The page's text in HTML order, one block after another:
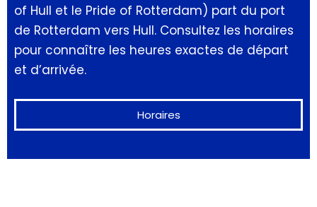
of Hull et le Pride of Rotterdam) part du port
de Rotterdam vers Hull. Consultez les horaires
pour connaître les heures exactes de départ
et d’arrivée.
Horaires